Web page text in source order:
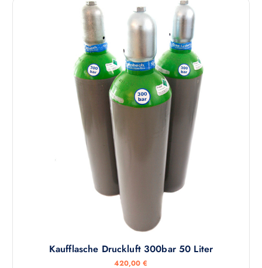
Kaufflasche Druckluft 300bar 50 Liter
420,00€